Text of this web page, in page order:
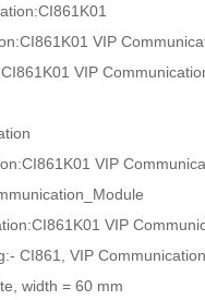
VIP
VIP
VIP
VIP
CI861, VIP
width = 60 mm